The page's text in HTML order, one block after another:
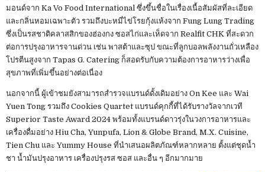
มอนด์จาก Ka Vo Food International ซึ่งขึ้นชื่อในเรื่องเนื้อสัมผัสที่ละเอียด
และกลิ่นหอมเฉพาะตัว รวมถึงบะหมี่ไข่โรยกุ้งแห้งจาก Fung Lung Trading
ซึ่งเป็นรสชาติคลาสสิกของฮ่องกง ซอสไก่และเห็ดจาก Realfit CHK ที่สะดวก
ต่อการปรุงอาหารจานด่วน เช่น พาสต้าและซุป ขณะที่ลูกบอลพลังงานถั่วเหลือง
โปรตีนสูงจาก Tapas G. Catering ก็สอดรับกับความต้องการอาหารว่างเพื่อ
สุขภาพที่เพิ่มขึ้นอย่างต่อเนื่อง
นอกจากนี้ ผู้เข้าชมยังสามารถสำรวจแบรนด์ดั้งเดิมอย่าง On Kee และ Wai
Yuen Tong รวมถึง Cookies Quartet แบรนด์คุกกี้ที่ได้รับรางวัลจากเวที
Superior Taste Award 2024 พร้อมทั้งแบรนด์ดาวรุ่งในวงการอาหารและ
เครื่องดื่มอย่าง Hiu Cha, Yunpufa, Lion & Globe Brand, M.X. Cuisine,
Tien Chu และ Yummy House ที่นำเสนอผลิตภัณฑ์หลากหลาย ตั้งแต่ชุดน้ำ
ชา น้ำมันปรุงอาหาร เครื่องปรุงรส ซอส และอื่น ๆ อีกมากมาย